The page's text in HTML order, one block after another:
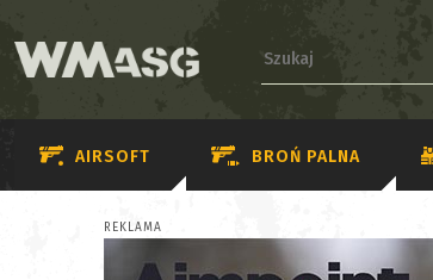
AIRSOFT BROŃ PALNA
REKLAMA